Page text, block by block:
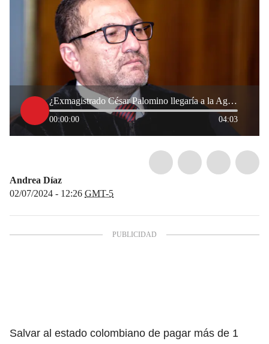
¿Exmagistrado César Palomino llegaría a la Agencia de Defensa Jurídica del Estado?
00:00:00 04:03
Andrea Díaz
02/07/2024 - 12:26 GMT-5
Salvar al estado colombiano de pagar más de 1